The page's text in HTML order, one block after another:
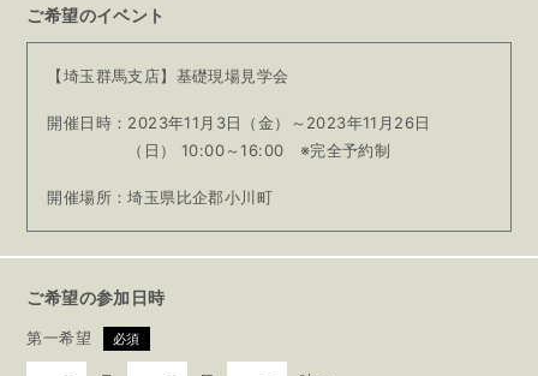
ご希望のイベント
【埼玉群馬支店】基礎現場見学会
開催日時： 2023年11月3日（金）～2023年11月26日
（日）
10:00～16:00 ※完全予約制
開催場所：埼玉県比企郡小川町
ご希望の参加日時
第一希望 必須